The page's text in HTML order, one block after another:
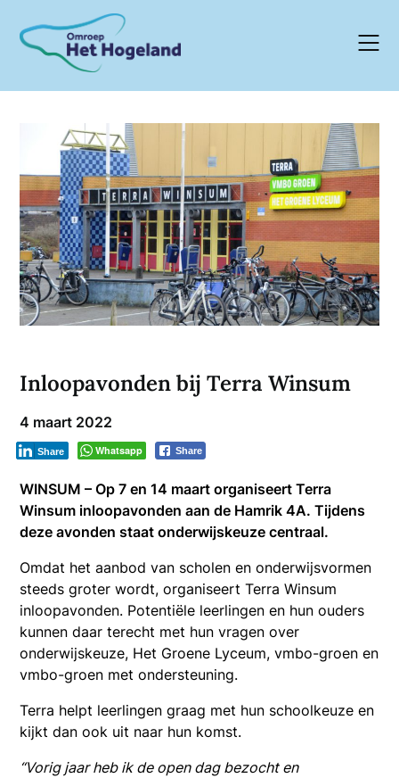
content
Inloopavonden bij Terra Winsum
4 maart 2022
Whatsapp Share
Share
WINSUM – Op 7 en 14 maart organiseert Terra
Winsum inloopavonden aan de Hamrik 4A. Tijdens
deze avonden staat onderwijskeuze centraal.
Omdat het aanbod van scholen en onderwijsvormen
steeds groter wordt, organiseert Terra Winsum
inloopavonden. Potentiële leerlingen en hun ouders
kunnen daar terecht met hun vragen over
onderwijskeuze, Het Groene Lyceum, vmbo-groen en
vmbo-groen met ondersteuning.
Terra helpt leerlingen graag met hun schoolkeuze en
kijkt dan ook uit naar hun komst.
“Vorig jaar heb ik de open dag bezocht en